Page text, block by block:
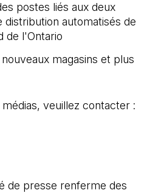
postes liés aux deux
distribution automatisés de
de l'Ontario
magasins et plus
veuillez contacter :
de presse renferme des